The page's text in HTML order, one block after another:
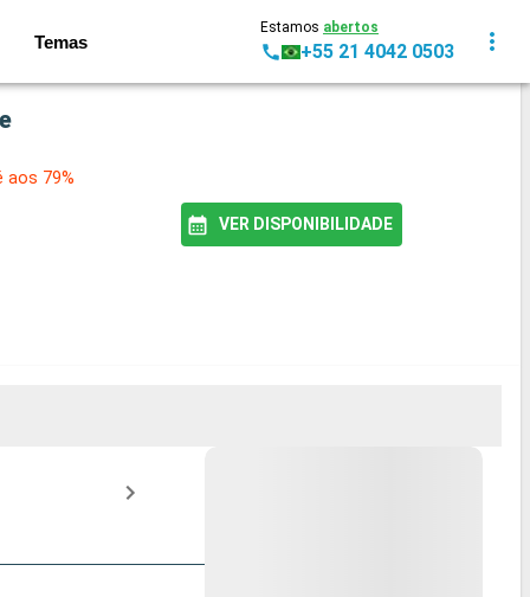
Temas
Estamos abertos
+55 21 4042 0503
79%
VER DISPONIBILIDADE